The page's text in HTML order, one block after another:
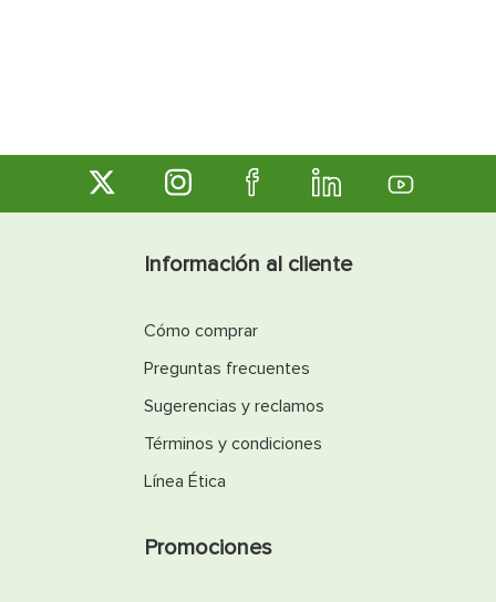
Información al cliente
Cómo comprar
Preguntas frecuentes
Sugerencias y reclamos
Términos y condiciones
Línea Ética
Promociones